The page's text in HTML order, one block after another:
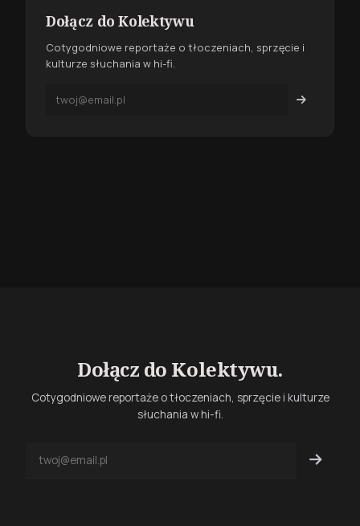
Dołącz do Kolektywu
Cotygodniowe reportaże o tłoczeniach, sprzęcie i
kulturze słuchania w hi-fi.
Dołącz do Kolektywu.
Cotygodniowe reportaże o tłoczeniach, sprzęcie i kulturze
słuchania w hi-fi.